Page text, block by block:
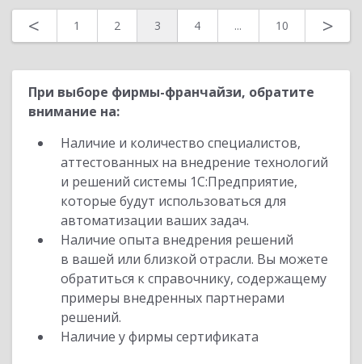
< 1 2 3 4 ... 10 >
При выборе фирмы-франчайзи, обратите
внимание на:
Наличие и количество специалистов,
аттестованных на внедрение технологий
и решений системы 1С:Предприятие,
которые будут использоваться для
автоматизации ваших задач.
Наличие опыта внедрения решений
в вашей или близкой отрасли. Вы можете
обратиться к справочнику, содержащему
примеры внедренных партнерами
решений.
Наличие у фирмы сертификата